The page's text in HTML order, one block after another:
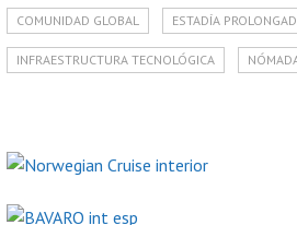
COMUNIDAD GLOBAL ESTADÍA
INFRAESTRUCTURA TECNOLÓGICA